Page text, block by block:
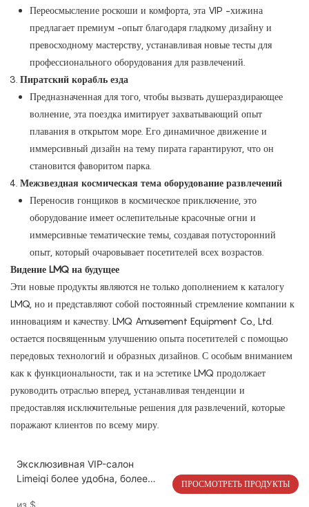
Переосмысление роскоши и комфорта, эта VIP -хижина
предлагает премиум -опыт благодаря гладкому дизайну и
превосходному мастерству, устанавливая новые тесты для
профессионального оборудования для развлечений.
Пиратский корабль езда
Предназначенная для того, чтобы вызвать душераздирающее
волнение, эта поездка имитирует захватывающий опыт
плавания в открытом море. Его динамичное движение и
иммерсивный дизайн на тему пирата гарантируют, что он
становится фаворитом парка.
Межзвездная космическая тема оборудование развлечений
Переносив гонщиков в космическое приключение, это
оборудование имеет ослепительные красочные огни и
иммерсивные тематические темы, создавая потусторонний
опыт, который очаровывает посетителей всех возрастов.
Видение LMQ на будущее
Эти новые продукты являются не только дополнением к каталогу
LMQ, но и представляют собой постоянный стремление компании к
инновациям и качеству. LMQ Amusement Equipment Co., Ltd.
остается посвященным улучшению опыта посетителей с помощью
передовых технологий и образных дизайнов. С особым вниманием
как к функциональности, так и на эстетике LMQ продолжает
руководить отраслью вперед, устанавливая тенденции и
предоставляя исключительные решения для развлечений, которые
поражают клиентов по всему миру.
Эксклюзивная VIP-салон
Limeiqi более удобна, более
ПРОСМОТРЕТЬ ПРОДУКТЫ